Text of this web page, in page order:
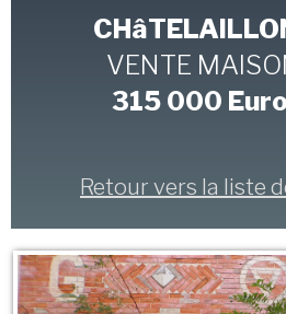
VENTE
315 000
Retour vers la liste